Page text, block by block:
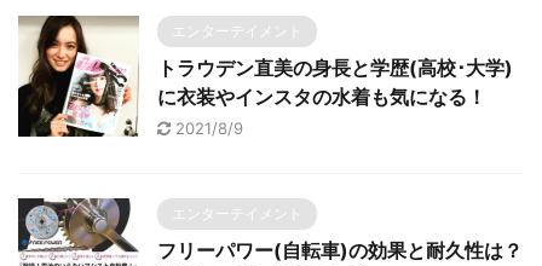
エンターテイメント
トラウデン直美の身長と学歴(高校･大学)
に衣装やインスタの水着も気になる！
2021/8/9
エンターテイメント
フリーパワー(自転車)の効果と耐久性は？